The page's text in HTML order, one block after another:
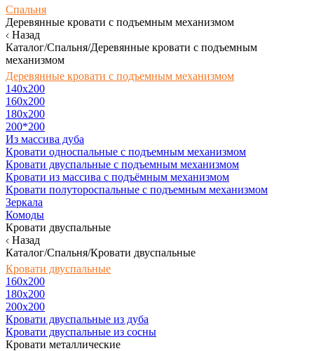
Спальня
Деревянные кровати с подъемным механизмом
Назад
Каталог/Спальня/Деревянные кровати с подъемным
механизмом
Деревянные кровати с подъемным механизмом
140x200
160х200
180х200
200*200
Из массива дуба
Кровати односпальные с подъемным механизмом
Кровати двуспальные с подъемным механизмом
Кровати из массива с подъёмным механизмом
Кровати полутороспальные с подъемным механизмом
Зеркала
Комоды
Кровати двуспальные
Назад
Каталог/Спальня/Кровати двуспальные
Кровати двуспальные
160х200
180x200
200x200
Кровати двуспальные из дуба
Кровати двуспальные из сосны
Кровати металлические